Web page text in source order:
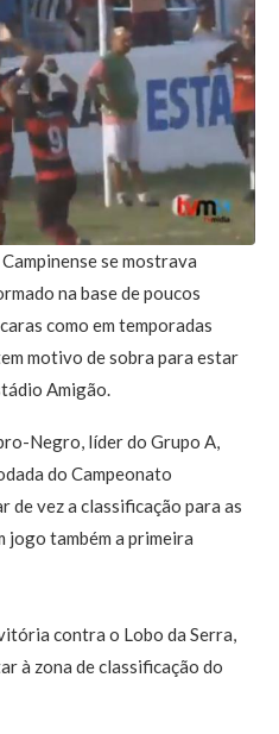
se mostrava
na base de poucos
como em temporadas
motivo de sobra para estar
Amigão.
Negro, líder do Grupo A,
do Campeonato
de vez a classificação para as
jogo também a primeira
contra o Lobo da Serra,
à zona de classificação do